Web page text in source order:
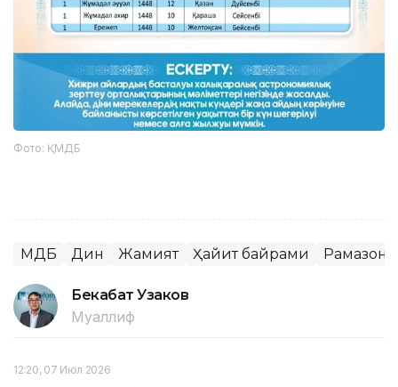
Фото: ҚМДБ
ҚМДБ Дин Жамият Ҳайит байрами Рамазон
Бекабат Узаков
Муаллиф
12:20, 07 Июл 2026